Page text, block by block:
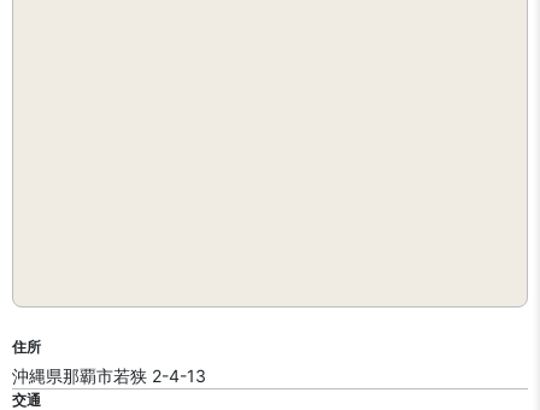
住所
沖縄県那覇市若狭 2-4-13
交通